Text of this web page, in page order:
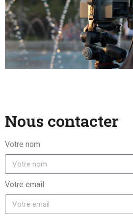
Les axes
tournage d’un
Vous vous demandez
Nous contacter
Votre nom
Votre email